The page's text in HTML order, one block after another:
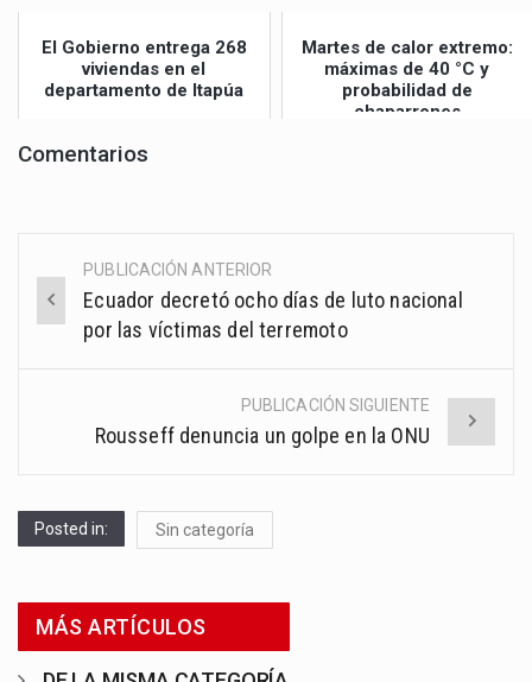
El Gobierno entrega 268
viviendas en el
departamento de Itapúa
Martes de calor extremo:
máximas de 40 °C y
probabilidad de
chaparrones
Comentarios
Post
navigation
PUBLICACIÓN ANTERIOR
Ecuador decretó ocho días de luto nacional
por las víctimas del terremoto
PUBLICACIÓN SIGUIENTE
Rousseff denuncia un golpe en la ONU
Posted in: Sin categoría
MÁS ARTÍCULOS